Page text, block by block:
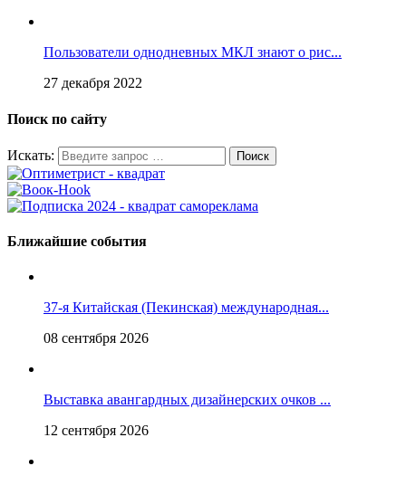
Пользователи однодневных МКЛ знают о рис...
27 декабря 2022
Поиск по сайту
Искать:
Ближайшие события
37-я Китайская (Пекинская) международная...
08 сентября 2026
Выставка авангардных дизайнерских очков ...
12 сентября 2026